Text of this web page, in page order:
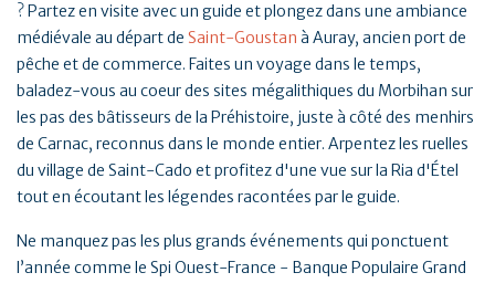
? Partez en visite avec un guide et plongez dans une ambiance
médiévale au départ de Saint-Goustan à Auray, ancien port de
pêche et de commerce. Faites un voyage dans le temps,
baladez-vous au coeur des sites mégalithiques du Morbihan sur
les pas des bâtisseurs de la Préhistoire, juste à côté des menhirs
de Carnac, reconnus dans le monde entier. Arpentez les ruelles
du village de Saint-Cado et profitez d'une vue sur la Ria d'Étel
tout en écoutant les légendes racontées par le guide.
Ne manquez pas les plus grands événements qui ponctuent
l’année comme le Spi Ouest-France - Banque Populaire Grand